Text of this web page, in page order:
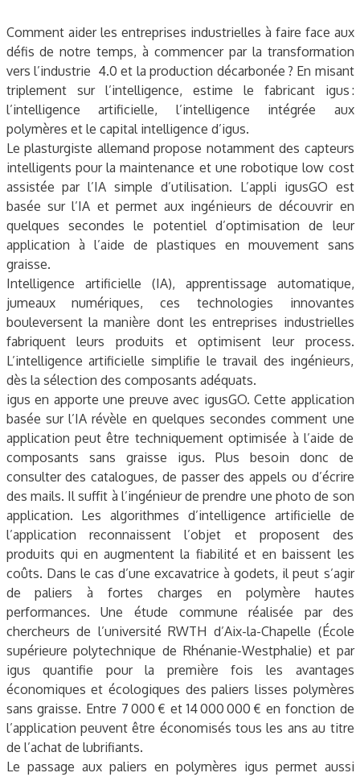
Comment aider les entreprises industrielles à faire face aux
défis de notre temps, à commencer par la transformation
vers l’industrie 4.0 et la production décarbonée ? En misant
triplement sur l’intelligence, estime le fabricant igus :
l’intelligence artificielle, l’intelligence intégrée aux
polymères et le capital intelligence d’igus.
Le plasturgiste allemand propose notamment des capteurs
intelligents pour la maintenance et une robotique low cost
assistée par l’IA simple d’utilisation. L’appli igusGO est
basée sur l’IA et permet aux ingénieurs de découvrir en
quelques secondes le potentiel d’optimisation de leur
application à l’aide de plastiques en mouvement sans
graisse.
Intelligence artificielle (IA), apprentissage automatique,
jumeaux numériques, ces technologies innovantes
bouleversent la manière dont les entreprises industrielles
fabriquent leurs produits et optimisent leur process.
L’intelligence artificielle simplifie le travail des ingénieurs,
dès la sélection des composants adéquats.
igus en apporte une preuve avec igusGO. Cette application
basée sur l’IA révèle en quelques secondes comment une
application peut être techniquement optimisée à l’aide de
composants sans graisse igus. Plus besoin donc de
consulter des catalogues, de passer des appels ou d’écrire
des mails. Il suffit à l’ingénieur de prendre une photo de son
application. Les algorithmes d’intelligence artificielle de
l’application reconnaissent l’objet et proposent des
produits qui en augmentent la fiabilité et en baissent les
coûts. Dans le cas d’une excavatrice à godets, il peut s’agir
de paliers à fortes charges en polymère hautes
performances. Une étude commune réalisée par des
chercheurs de l’université RWTH d’Aix-la-Chapelle (École
supérieure polytechnique de Rhénanie-Westphalie) et par
igus quantifie pour la première fois les avantages
économiques et écologiques des paliers lisses polymères
sans graisse. Entre 7 000 € et 14 000 000 € en fonction de
l’application peuvent être économisés tous les ans au titre
de l’achat de lubrifiants.
Le passage aux paliers en polymères igus permet aussi